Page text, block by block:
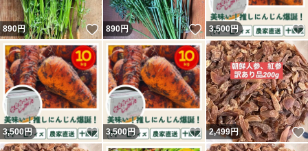
890円 いいね！
890円 いいね！
3,500円
3,500円 いいね！
3,500円 いいね！
2,499円